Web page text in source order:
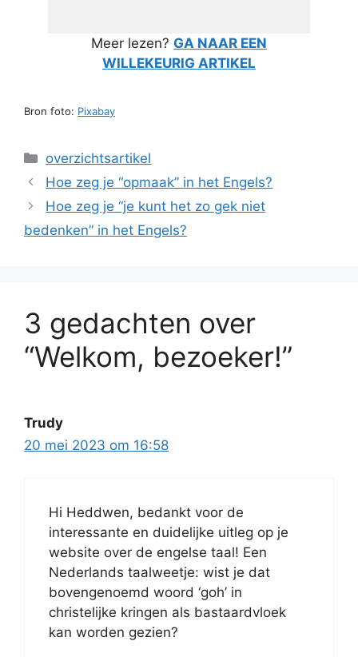
Meer lezen? GA NAAR EEN
WILLEKEURIG ARTIKEL
Bron foto: Pixabay
Categorieën
overzichtsartikel
Hoe zeg je “opmaak” in het Engels?
Hoe zeg je “je kunt het zo gek niet
bedenken” in het Engels?
3 gedachten over
“Welkom, bezoeker!”
Trudy
20 mei 2023 om 16:58
Hi Heddwen, bedankt voor de
interessante en duidelijke uitleg op je
website over de engelse taal! Een
Nederlands taalweetje: wist je dat
bovengenoemd woord ‘goh’ in
christelijke kringen als bastaardvloek
kan worden gezien?